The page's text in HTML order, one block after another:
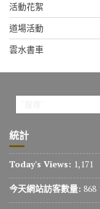
活動花絮
道場活動
雲水書車
統計
Today's Views: 1,171
今天網站訪客數量: 868